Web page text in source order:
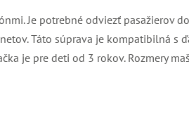
Je potrebné odviezť pasažierov
Táto súprava je kompatibilná s
je pre deti od 3 rokov. Rozmery